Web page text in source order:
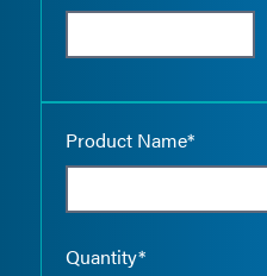
Product Name*
Quantity*